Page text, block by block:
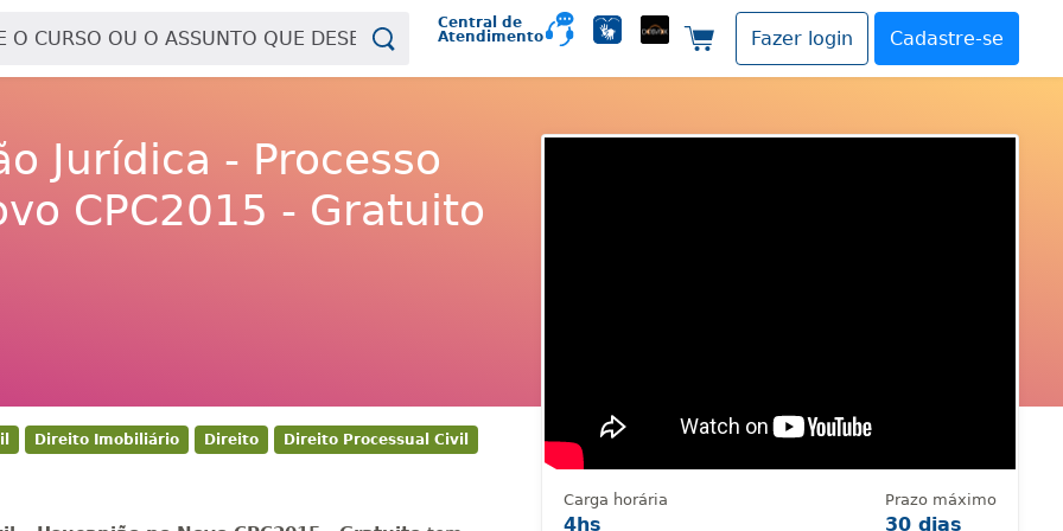
Central de
Atendimento
Carrinho de compras
Fazer login Cadastre-se
Jurídica - Processo
CPC2015 - Gratuito
Carga horária
4hs
Prazo máximo
30 dias
Direito Imobiliário Direito
Direito Processual Civil